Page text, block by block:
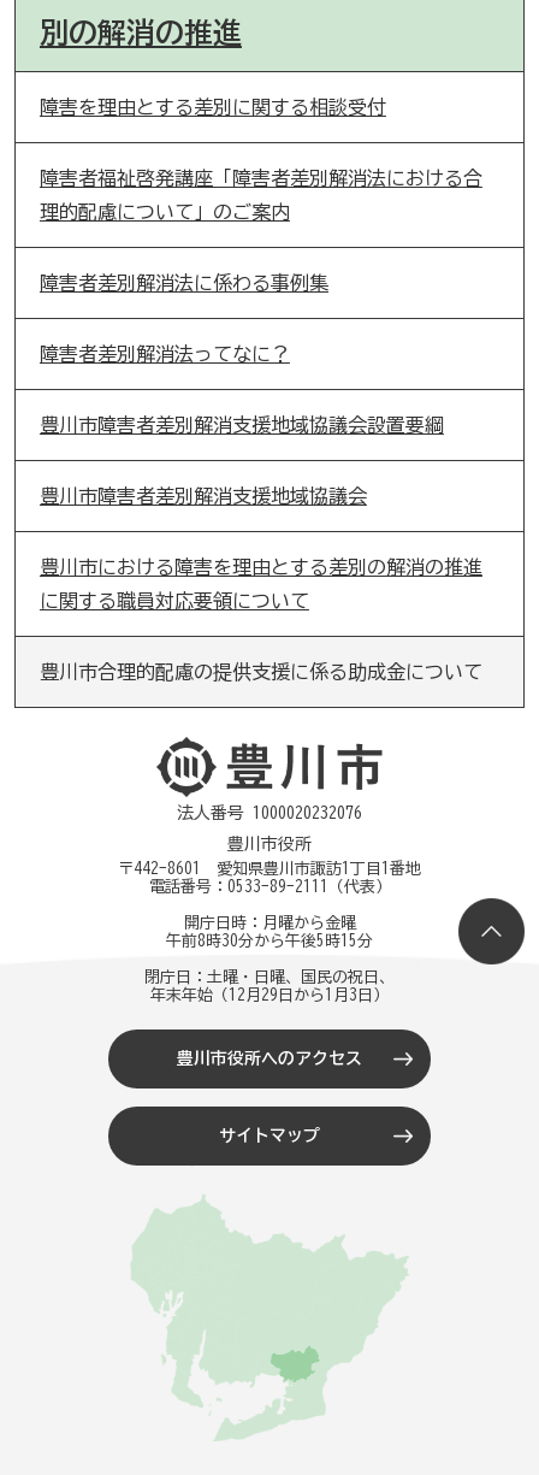
別の解消の推進
障害を理由とする差別に関する相談受付
障害者福祉啓発講座「障害者差別解消法における合
理的配慮について」のご案内
障害者差別解消法に係わる事例集
障害者差別解消法ってなに？
豊川市障害者差別解消支援地域協議会設置要綱
豊川市障害者差別解消支援地域協議会
豊川市における障害を理由とする差別の解消の推進
に関する職員対応要領について
豊川市合理的配慮の提供支援に係る助成金について
法人番号 1000020232076
豊川市役所
〒442-8601 愛知県豊川市諏訪1丁目1番地
電話番号： 0533-89-2111 （代表）
開庁日時：月曜から金曜
午前8時30分から午後5時15分
閉庁日：土曜・日曜、国民の祝日、
年末年始（12月29日から1月3日）
豊川市役所へのアクセス
サイトマップ